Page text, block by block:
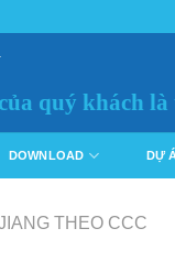
quý khách
DOWNLOAD DỰ
THEO CCC